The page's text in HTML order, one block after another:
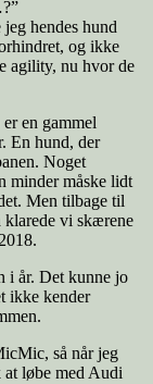
hendes hund
og ikke
agility, nu hvor de
en gammel
En hund, der
Noget
minder måske lidt
Men tilbage til
klarede vi skærene
i år. Det kunne jo
ikke kender
så når jeg
løbe med Audi